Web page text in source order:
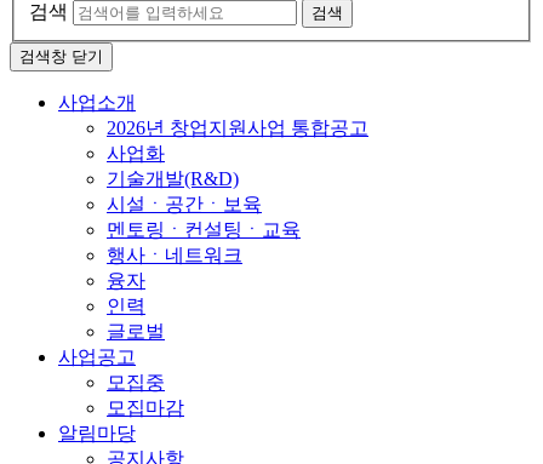
검색
검색
검색창 닫기
사업소개
2026년 창업지원사업 통합공고
사업화
기술개발(R&D)
시설ㆍ공간ㆍ보육
멘토링ㆍ컨설팅ㆍ교육
행사ㆍ네트워크
융자
인력
글로벌
사업공고
모집중
모집마감
알림마당
공지사항